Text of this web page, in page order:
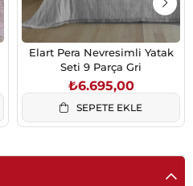
Elart Pera Nevresimli Yatak
Seti 9 Parça Gri
₺6.695,00
SEPETE EKLE